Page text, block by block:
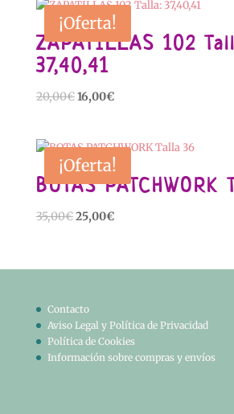
era:
30,00€.
es:
25,00€.
¡Oferta!
ZAPATILLAS 102
37,40,41
20,00€El
era:
20,00€.
16,00€El
es:
16,00€.
¡Oferta!
BOTAS PATCHWORK
35,00€El
era:
25,00€El
es:
Contacto
Aviso Legal y Política de Privacidad
Política de Cookies
Información sobre compras y envíos